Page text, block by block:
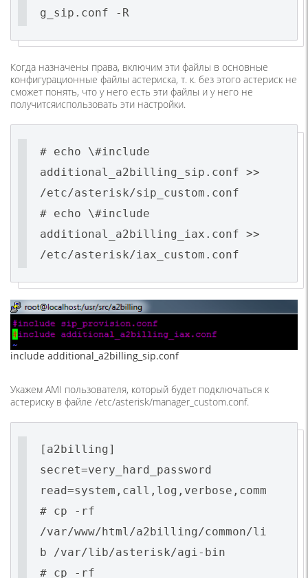
g_sip.conf -R
Когда назначены права, включим эти файлы в основные
конфигурационные файлы астериска, т. к. без этого астериск не
сможет понять, что у него есть эти файлы и у него не
получитсяиспользовать эти настройки.
# echo \#include
additional_a2billing_sip.conf >>
/etc/asterisk/sip_custom.conf
# echo \#include
additional_a2billing_iax.conf >>
/etc/asterisk/iax_custom.conf
include additional_a2billing_sip.conf
Укажем AMI пользователя, который будет подключаться к
астериску в файле /etc/asterisk/manager_custom.conf.
[a2billing]
secret=very_hard_password
read=system,call,log,verbose,comm
# cp -rf
/var/www/html/a2billing/common/li
b /var/lib/asterisk/agi-bin
# cp -rf